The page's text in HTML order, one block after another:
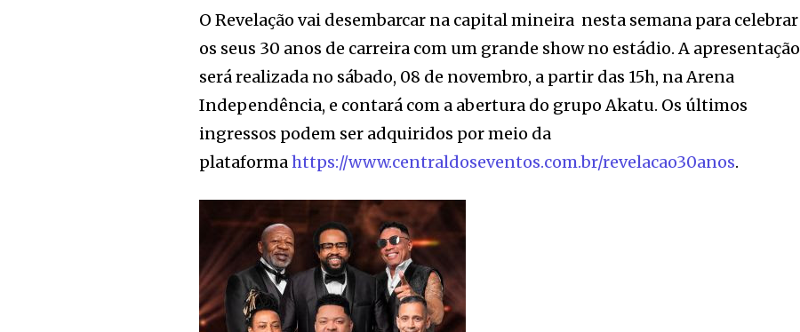
O Revelação vai desembarcar na capital mineira nesta semana para celebrar
os seus 30 anos de carreira com um grande show no estádio. A apresentação
será realizada no sábado, 08 de novembro, a partir das 15h, na Arena
Independência, e contará com a abertura do grupo Akatu. Os últimos
ingressos podem ser adquiridos por meio da
plataformahttps://www.centraldoseventos.com.br/revelacao30anos.